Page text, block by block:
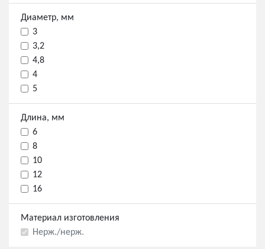
Диаметр, мм
3
3,2
4,8
4
5
Длина, мм
6
8
10
12
16
Материал изготовления
Нерж./нерж.